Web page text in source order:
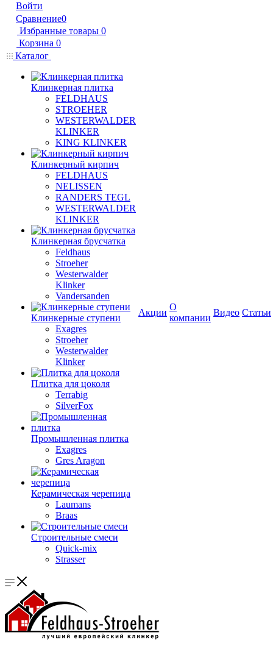
Войти
Сравнение0
Избранные товары 0
Корзина 0
Каталог
Клинкерная плитка
FELDHAUS
STROEHER
WESTERWALDER
KLINKER
KING KLINKER
Клинкерный кирпич
FELDHAUS
NELISSEN
RANDERS TEGL
WESTERWALDER
KLINKER
Клинкерная брусчатка
Feldhaus
Stroeher
Westerwalder
Klinker
Vandersanden
Клинкерные ступени
Exagres
Stroeher
Westerwalder
Klinker
Плитка для цоколя
Terrabig
SilverFox
Промышленная плитка
Exagres
Gres Aragon
Керамическая черепица
Laumans
Braas
Строительные смеси
Quick-mix
Strasser
Акции
О
компании
Видео Статьи